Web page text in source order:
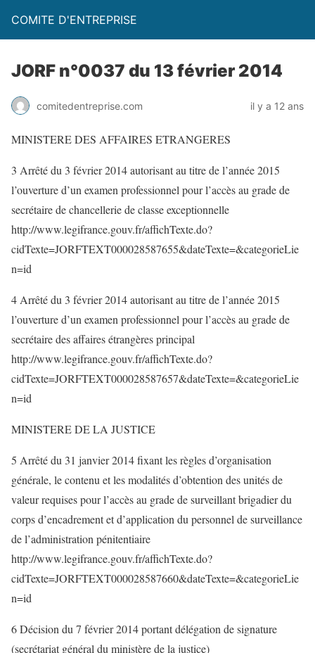
COMITE D'ENTREPRISE
JORF n°0037 du 13 février 2014
comitedentreprise.com il y a 12 ans
MINISTERE DES AFFAIRES ETRANGERES
3 Arrêté du 3 février 2014 autorisant au titre de l’année 2015
l’ouverture d’un examen professionnel pour l’accès au grade de
secrétaire de chancellerie de classe exceptionnelle
http://www.legifrance.gouv.fr/affichTexte.do?
cidTexte=JORFTEXT000028587655&dateTexte=&categorieLie
n=id
4 Arrêté du 3 février 2014 autorisant au titre de l’année 2015
l’ouverture d’un examen professionnel pour l’accès au grade de
secrétaire des affaires étrangères principal
http://www.legifrance.gouv.fr/affichTexte.do?
cidTexte=JORFTEXT000028587657&dateTexte=&categorieLie
n=id
MINISTERE DE LA JUSTICE
5 Arrêté du 31 janvier 2014 fixant les règles d’organisation
générale, le contenu et les modalités d’obtention des unités de
valeur requises pour l’accès au grade de surveillant brigadier du
corps d’encadrement et d’application du personnel de surveillance
de l’administration pénitentiaire
http://www.legifrance.gouv.fr/affichTexte.do?
cidTexte=JORFTEXT000028587660&dateTexte=&categorieLie
n=id
6 Décision du 7 février 2014 portant délégation de signature
(secrétariat général du ministère de la justice)